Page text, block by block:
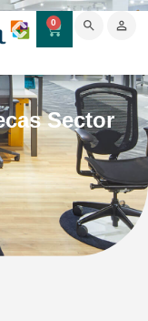
0
Sector